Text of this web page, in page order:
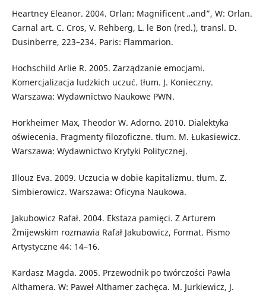
Heartney Eleanor. 2004. Orlan: Magnificent „and”, W: Orlan.
Carnal art. C. Cros, V. Rehberg, L. le Bon (red.), transl. D.
Dusinberre, 223–234. Paris: Flammarion.
Hochschild Arlie R. 2005. Zarządzanie emocjami.
Komercjalizacja ludzkich uczuć. tłum. J. Konieczny.
Warszawa: Wydawnictwo Naukowe PWN.
Horkheimer Max, Theodor W. Adorno. 2010. Dialektyka
oświecenia. Fragmenty filozoficzne. tłum. M. Łukasiewicz.
Warszawa: Wydawnictwo Krytyki Politycznej.
Illouz Eva. 2009. Uczucia w dobie kapitalizmu. tłum. Z.
Simbierowicz. Warszawa: Oficyna Naukowa.
Jakubowicz Rafał. 2004. Ekstaza pamięci. Z Arturem
Żmijewskim rozmawia Rafał Jakubowicz, Format. Pismo
Artystyczne 44: 14–16.
Kardasz Magda. 2005. Przewodnik po twórczości Pawła
Althamera. W: Paweł Althamer zachęca. M. Jurkiewicz, J.